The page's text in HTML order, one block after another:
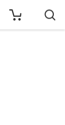
Битрикс